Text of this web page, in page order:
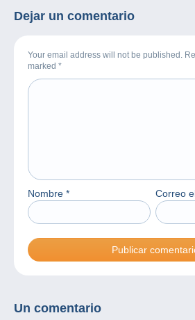
Dejar un comentario
Your email address will not be published.
marked *
Nombre * Correo
Un comentario